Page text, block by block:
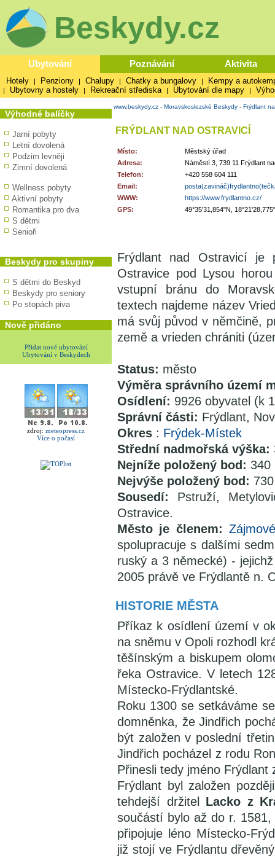
Beskydy.cz
Ubytování Poznávání Aktivita
Hotely | Penziony | Chalupy | Chatky a bungalovy | Kempy a
| Ubytovny a hostely | Rekreační střediska | Ubytování dle mapy |
Výhodné balíčky
Jarní pobyty
Letní dovolená
Podzim levněji
Zimní dovolená
Wellness pobyty
Aktivní pobyty
Romantika pro dva
S dětmi
Senioři
Beskydy pro skupiny
S dětmi do Beskyd
Beskydy pro seniory
Po stopách piva
Nově přidáno
Přidat nové ubytování
Ubytování v Beskydech
zdroj: meteopress.cz
Více o počasí
www.beskydy.cz - Moravskoslezské Beskydy - Frýdlant
FRÝDLANT NAD OSTRAVICÍ
Místo:
Městský úřad
Adresa:
Náměstí 3, 739 11 Frýdlant
Telefon:
+420 558 604 111
Email:
WWW:
https://www.frydlantno.cz/
GPS:
49°35'31,854"N,
Frýdlant nad Ostravicí je
Ostravice pod Lysou
vstupní bránu do
textech najdeme název
má svůj původ v němčině,
země a vrieden chrániti
Status: město
Výměra správního území
Osídlení: 9926 obyvatel (k
Správní části: Frýdlant,
Okres : Frýdek-Místek
Střední nadmořská výška:
Nejníže položený bod: 340
Nejvýše položený bod:
Sousedí: Pstruží,
Ostravice.
Město je členem:
spolupracuje s dalšími
ruský a 3 německé) -
2005 právě ve Frýdlantě n.
HISTORIE MĚSTA
Příkaz k osídlení území v
na sněmu v Opoli rozhodl
těšínským a biskupem
řeka Ostravice. V letech
Místecko-Frýdlantské.
Roku 1300 se setkáváme
domněnka, že Jindřich
být založen v poslední
Jindřich pocházel z rodu
Přinesli tedy jméno Frýdlant
Frýdlant byl založen
tehdejší držitel Lacko z
součástí bylo až do r.
připojuje léno Místecko-
již stojí ve Frýdlantu